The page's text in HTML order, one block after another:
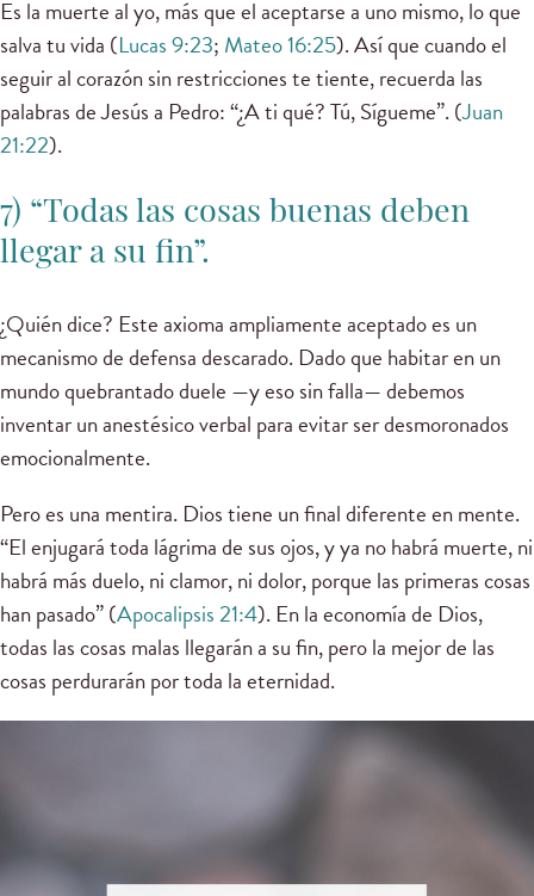
Es la muerte al yo, más que el aceptarse a uno mismo, lo que
salva tu vida (Lucas 9:23; Mateo 16:25). Así que cuando el
seguir al corazón sin restricciones te tiente, recuerda las
palabras de Jesús a Pedro: “¿A ti qué? Tú, Sígueme”. (Juan
21:22).
7) “Todas las cosas buenas deben
llegar a su fin”.
¿Quién dice? Este axioma ampliamente aceptado es un
mecanismo de defensa descarado. Dado que habitar en un
mundo quebrantado duele —y eso sin falla— debemos
inventar un anestésico verbal para evitar ser desmoronados
emocionalmente.
Pero es una mentira. Dios tiene un final diferente en mente.
“El enjugará toda lágrima de sus ojos, y ya no habrá muerte, ni
habrá más duelo, ni clamor, ni dolor, porque las primeras cosas
han pasado” (Apocalipsis 21:4). En la economía de Dios,
todas las cosas malas llegarán a su fin, pero la mejor de las
cosas perdurarán por toda la eternidad.